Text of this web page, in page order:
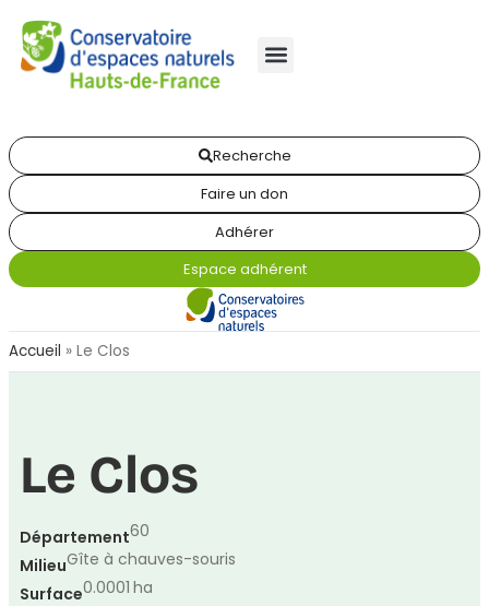
Recherche
Faire un don
Adhérer
Espace adhérent
Accueil » Le Clos
Le Clos
Département60
MilieuGîte à chauves-souris
Surface0.0001 ha